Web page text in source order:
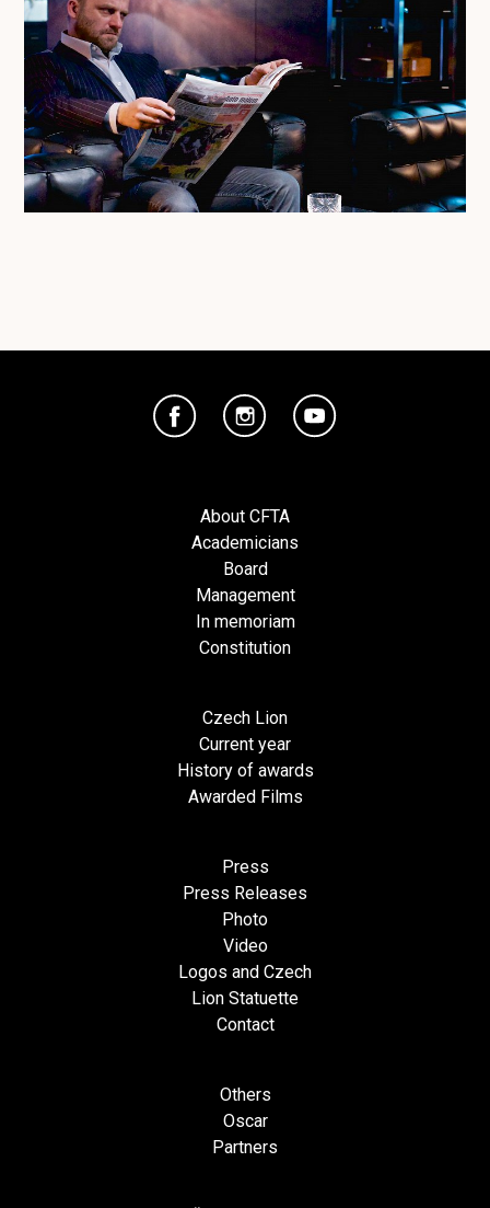
About CFTA
Academicians
Board
Management
In memoriam
Constitution
Czech Lion
Current year
History of awards
Awarded Films
Press
Press Releases
Photo
Video
Logos and Czech
Lion Statuette
Contact
Others
Oscar
Partners